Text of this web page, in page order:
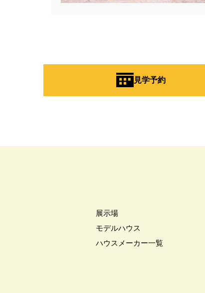
見学予約
展示場
モデルハウス
ハウスメーカー一覧